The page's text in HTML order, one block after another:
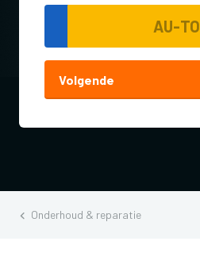
Volgende
Onderhoud & reparatie